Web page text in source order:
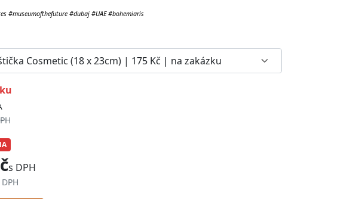
#museumofthefuture #dubaj #UAE #bohemiaris
s DPH